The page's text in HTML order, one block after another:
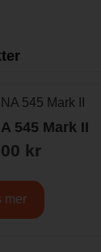
545 Mark II
kr
mer